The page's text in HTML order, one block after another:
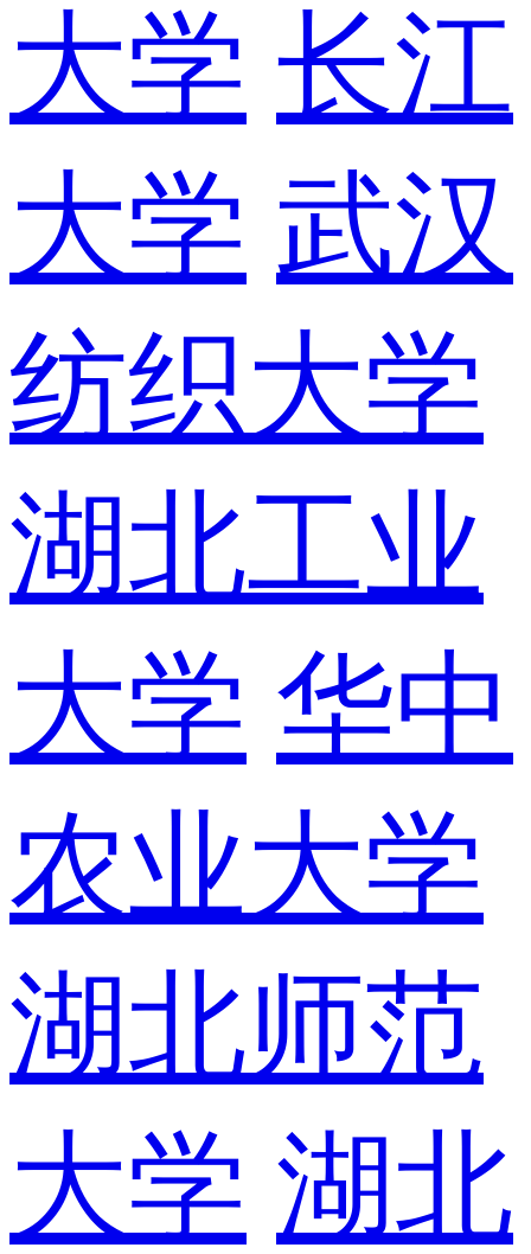
大学 长江
大学 武汉
纺织大学
湖北工业
大学 华中
农业大学
湖北师范
大学 湖北